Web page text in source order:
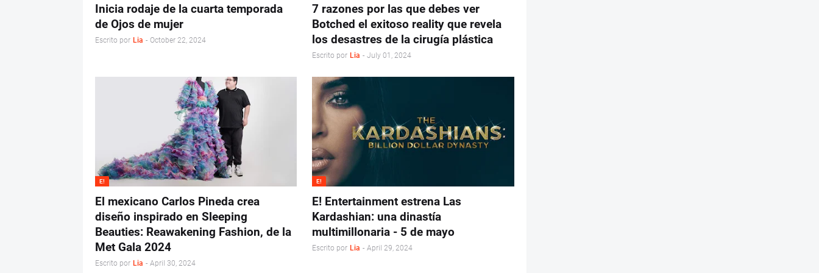
Inicia rodaje de la cuarta temporada
de Ojos de mujer
Escrito por Lia - October 22, 2024
7 razones por las que debes ver
Botched el exitoso reality que revela
los desastres de la cirugía plástica
Escrito por Lia - July 01, 2024
E!
El mexicano Carlos Pineda crea
diseño inspirado en Sleeping
Beauties: Reawakening Fashion, de la
Met Gala 2024
Escrito por Lia - April 30, 2024
E!
E! Entertainment estrena Las
Kardashian: una dinastía
multimillonaria - 5 de mayo
Escrito por Lia - April 29, 2024